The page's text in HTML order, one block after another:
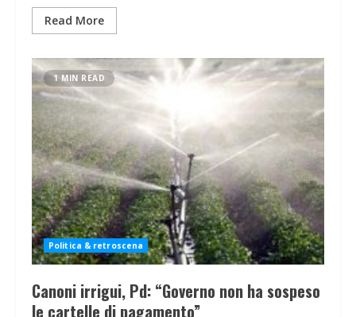
Read More
1 MIN READ
Politica & retroscena
Canoni irrigui, Pd: “Governo non ha sospeso
le cartelle di pagamento”